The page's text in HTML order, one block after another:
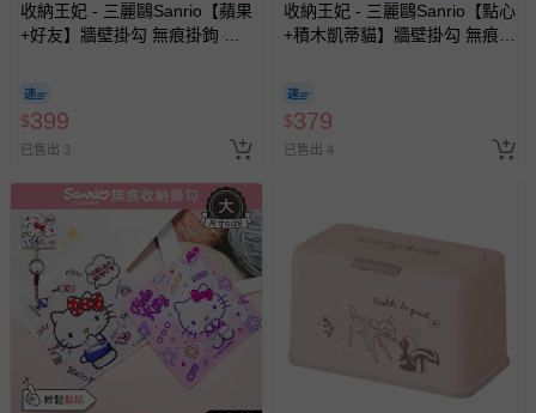
收納王妃 - 三麗鷗Sanrio【蘋果
+好友】牆壁掛勾 無痕掛鉤 吊
$399
已售出 3
收納王妃 - 三麗鷗Sanrio【點心
+積木凱蒂貓】牆壁掛勾 無痕掛
$379
已售出 4